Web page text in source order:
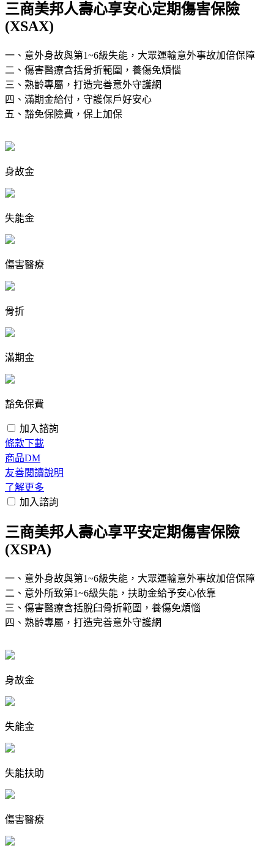
三商美邦人壽心享安心定期傷害保險
(XSAX)
一、意外身故與第1~6級失能，大眾運輸意外事故加倍保障
二、傷害醫療含括骨折範圍，養傷免煩惱
三、熟齡專屬，打造完善意外守護網
四、滿期金給付，守護保戶好安心
五、豁免保險費，保上加保
身故金
失能金
傷害醫療
骨折
滿期金
豁免保費
加入諮詢
條款下載
商品DM
友善閱讀說明
了解更多
加入諮詢
三商美邦人壽心享平安定期傷害保險
(XSPA)
一、意外身故與第1~6級失能，大眾運輸意外事故加倍保障
二、意外所致第1~6級失能，扶助金給予安心依靠
三、傷害醫療含括脫臼骨折範圍，養傷免煩惱
四、熟齡專屬，打造完善意外守護網
身故金
失能金
失能扶助
傷害醫療